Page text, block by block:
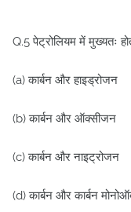
Q.5 पेट्रोलियम में मुख्यतः
(a) कार्बन और हाइड्रोजन
(b) कार्बन और ऑक्सीजन
(c) कार्बन और नाइट्रोजन
(d) कार्बन और कार्बन